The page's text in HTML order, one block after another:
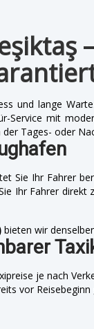
und lange
Service mit
Tages- oder
Sie Ihr Fahrer
Ihr Fahrer
bieten wir
je nach
vor